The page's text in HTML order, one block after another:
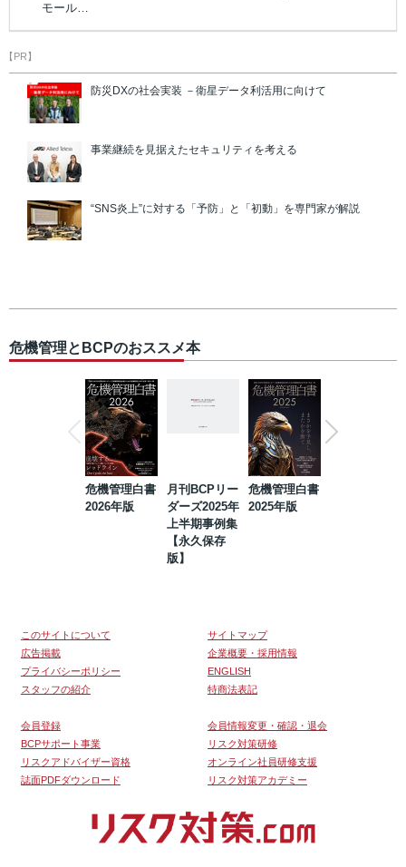
モール…
【PR】
防災DXの社会実装 －衛星データ利活用に向けて
事業継続を見据えたセキュリティを考える
“SNS炎上”に対する「予防」と「初動」を専門家が解説
危機管理とBCPのおススメ本
危機管理白書
2026年版
月刊BCPリー
ダーズ2025年
上半期事例集
【永久保存
版】
危機管理白書
2025年版
このサイトについて
サイトマップ
広告掲載
企業概要・採用情報
プライバシーポリシー
ENGLISH
スタッフの紹介
特商法表記
会員登録
会員情報変更・確認・退会
BCPサポート事業
リスク対策研修
リスクアドバイザー資格
オンライン社員研修支援
誌面PDFダウンロード
リスク対策アカデミー